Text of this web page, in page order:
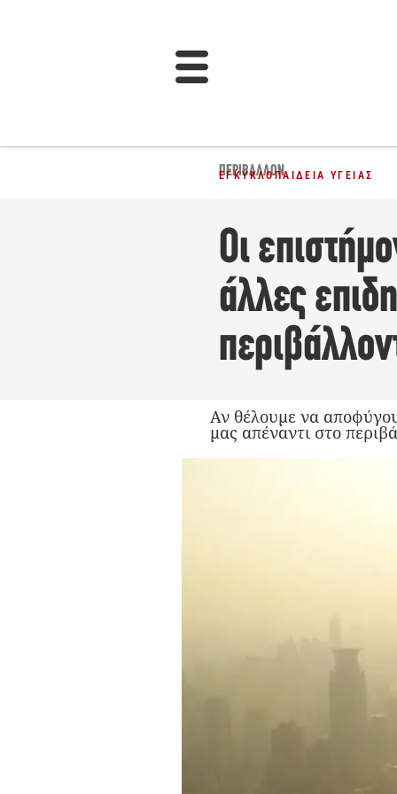
ΠΕΡΙΒΆΛΛΟΝ
ΕΓΚΥΚΛΟΠΑΊΔΕΙΑ ΥΓΕΊΑΣ
Οι
άλλες
Αν θέλουμε να
μας απέναντι στο